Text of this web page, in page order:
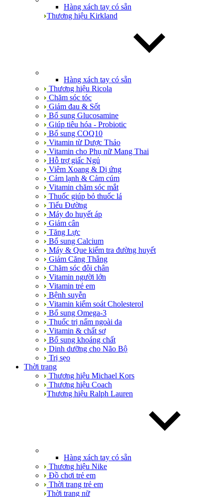
Hàng xách tay có sẵn
Thương hiệu Kirkland
Hàng xách tay có sẵn
Thương hiệu Ricola
Chăm sóc tóc
Giảm đau & Sốt
Bổ sung Glucosamine
Giúp tiêu hóa - Probiotic
Bổ sung COQ10
Vitamin từ Dược Thảo
Vitamin cho Phụ nữ Mang Thai
Hỗ trợ giấc Ngủ
Viêm Xoang & Dị ứng
Cảm lạnh & Cảm cúm
Vitamin chăm sóc mắt
Thuốc giúp bỏ thuốc lá
Tiểu Đường
Máy đo huyết áp
Giảm cân
Tăng Lực
Bổ sung Calcium
Máy & Que kiểm tra đường huyết
Giảm Căng Thẳng
Chăm sóc đôi chân
Vitamin người lớn
Vitamin trẻ em
Bệnh suyễn
Vitamin kiểm soát Cholesterol
Bổ sung Omega-3
Thuốc trị nấm ngoài da
Vitamin & chất sơ
Bổ sung khoáng chất
Dinh dưỡng cho Não Bộ
Trị sẹo
Thời trang
Thương hiệu Michael Kors
Thương hiệu Coach
Thương hiệu Ralph Lauren
Hàng xách tay có sẵn
Thương hiệu Nike
Đồ chơi trẻ em
Thời trang trẻ em
Thời trang nữ